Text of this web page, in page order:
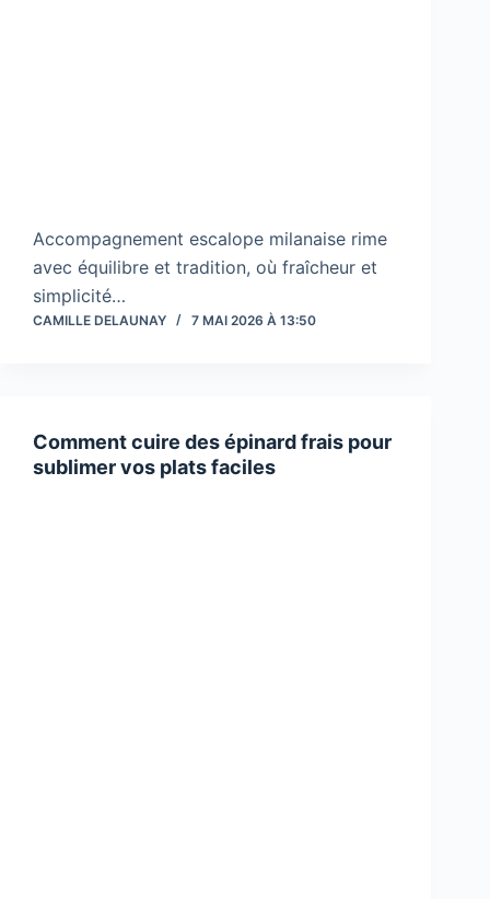
Accompagnement escalope milanaise rime
avec équilibre et tradition, où fraîcheur et
simplicité…
CAMILLE DELAUNAY 7 MAI 2026 À 13:50
Comment cuire des épinard frais pour
sublimer vos plats faciles